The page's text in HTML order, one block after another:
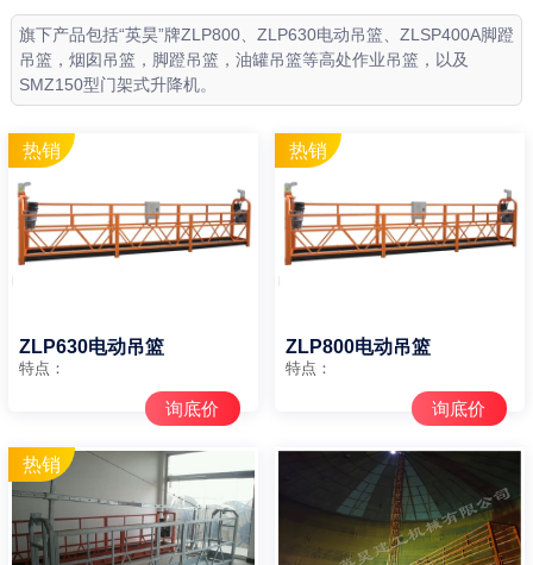
旗下产品包括“英昊”牌ZLP800、ZLP630电动吊篮、ZLSP400A脚蹬
吊篮，烟囱吊篮，脚蹬吊篮，油罐吊篮等高处作业吊篮，以及
SMZ150型门架式升降机。
ZLP630电动吊篮
特点：
询底价
ZLP800电动吊篮
特点：
询底价